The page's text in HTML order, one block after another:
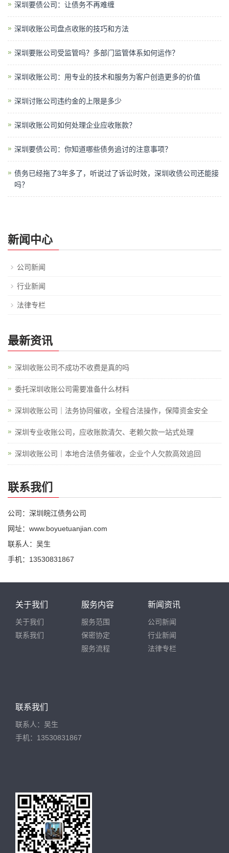
深圳要债公司：让债务不再难缠
深圳收账公司盘点收账的技巧和方法
深圳要账公司受监管吗？多部门监管体系如何运作？
深圳收账公司：用专业的技术和服务为客户创造更多的价值
深圳讨账公司违约金的上限是多少
深圳收账公司如何处理企业应收账款？
深圳要债公司：你知道哪些债务追讨的注意事项？
债务已经拖了3年多了，听说过了诉讼时效，深圳收债公司还能接
吗？
新闻中心
公司新闻
行业新闻
法律专栏
最新资讯
深圳收账公司不成功不收费是真的吗
委托深圳收账公司需要准备什么材料
深圳收账公司｜法务协同催收，全程合法操作，保障资金安全
深圳专业收账公司，应收账款清欠、老赖欠款一站式处理
深圳收账公司｜本地合法债务催收，企业个人欠款高效追回
联系我们
公司：深圳皖江债务公司
网址：www.boyuetuanjian.com
联系人：吴生
手机：13530831867
关于我们
关于我们
联系我们
服务内容
服务范围
保密协定
服务流程
新闻资讯
公司新闻
行业新闻
法律专栏
联系我们
联系人：吴生
手机：13530831867